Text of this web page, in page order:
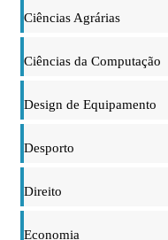
Ciências Agrárias
Ciências da Computação
Design de Equipamento
Desporto
Direito
Economia